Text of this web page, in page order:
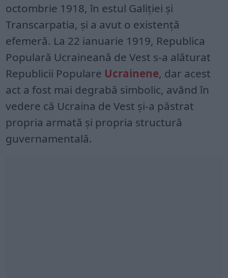
octombrie 1918, în estul Galiției și
Transcarpatia, și a avut o existență
efemeră. La 22 ianuarie 1919, Republica
Populară Ucraineană de Vest s-a alăturat
Republicii Populare Ucrainene, dar acest
act a fost mai degrabă simbolic, având în
vedere că Ucraina de Vest și-a păstrat
propria armată și propria structură
guvernamentală.